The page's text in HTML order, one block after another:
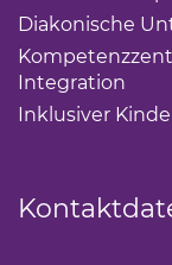
Diakonische
Integration
Inklusiver